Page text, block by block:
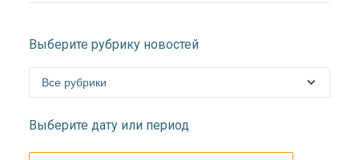
Выберите рубрику новостей
Выберите дату или период